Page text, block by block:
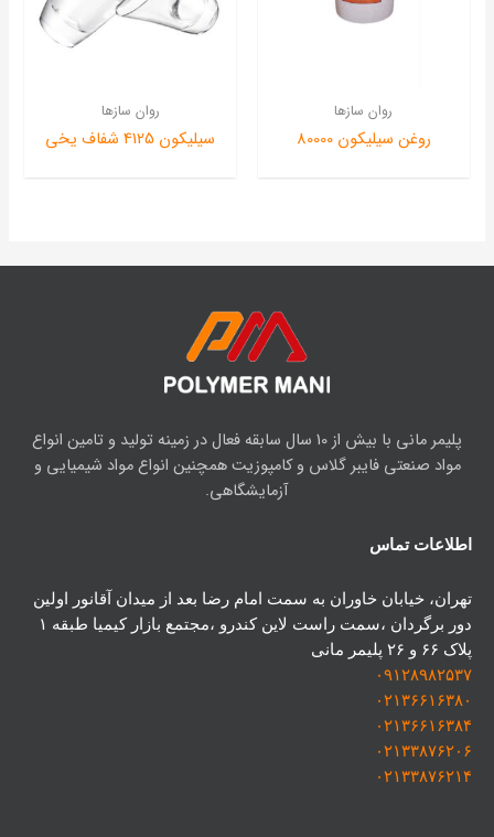
روان سازها
روغن سیلیکون 80000
روان سازها
سیلیکون 4125 شفاف یخی
پلیمر مانی با بیش از 10 سال سابقه فعال در زمینه تولید و تامین انواع
مواد صنعتی فایبر گلاس و کامپوزیت همچنین انواع مواد شیمیایی و
آزمایشگاهی.
اطلاعات تماس
تهران، خیابان خاوران به سمت امام رضا بعد از میدان آقانور اولین
دور برگردان ،سمت راست لاین کندرو ،مجتمع بازار کیمیا طبقه ۱
پلاک ۶۶ و ۲۶ پلیمر مانی
۰۹۱۲۸۹۸۲۵۳۷
۰۲۱۳۶۶۱۶۳۸۰
۰۲۱۳۶۶۱۶۳۸۴
۰۲۱۳۳۸۷۶۲۰۶
۰۲۱۳۳۸۷۶۲۱۴